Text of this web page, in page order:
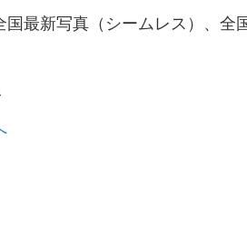
国最新写真（シームレス）、全